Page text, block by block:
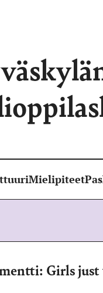
Mielipiteet
Girls just